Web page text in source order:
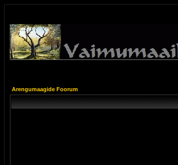
Arengumaagide Foorum